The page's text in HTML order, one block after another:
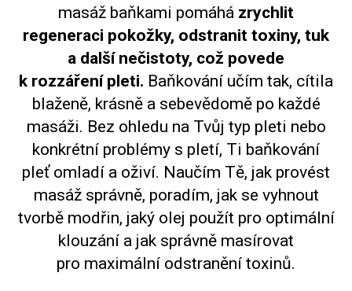
masáž baňkami pomáhá zrychlit
regeneraci pokožky, odstranit toxiny, tuk
a další nečistoty, což povede
k rozzáření pleti. Baňkování učím tak, cítila
blaženě, krásně a sebevědomě po každé
masáži. Bez ohledu na Tvůj typ pleti nebo
konkrétní problémy s pletí, Ti baňkování
pleť omladí a oživí. Naučím Tě, jak provést
masáž správně, poradím, jak se vyhnout
tvorbě modřin, jaký olej použít pro optimální
klouzání a jak správně masírovat
pro maximální odstranění toxinů.